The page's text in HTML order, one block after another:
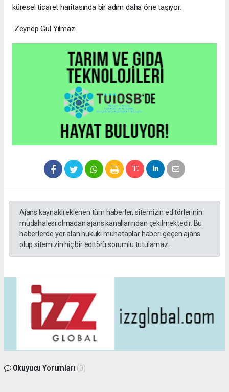
küresel ticaret haritasında bir adım daha öne taşıyor.
Zeynep Gül Yılmaz
Ajans kaynaklı eklenen tüm haberler, sitemizin editörlerinin
müdahalesi olmadan ajans kanallarından çekilmektedir. Bu
haberlerde yer alan hukuki muhataplar haberi geçen ajans
olup sitemizin hiç bir editörü sorumlu tutulamaz.
Okuyucu Yorumları (0)